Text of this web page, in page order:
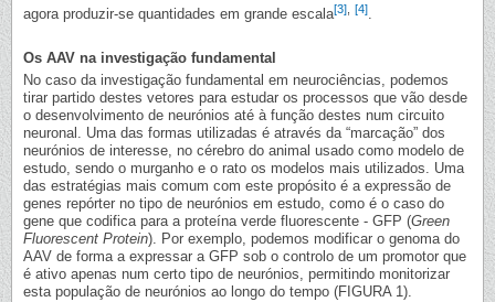
agora produzir-se quantidades em grande escala[3] [4].
Os AAV na investigação fundamental
No caso da investigação fundamental em neurociências, podemos
tirar partido destes vetores para estudar os processos que vão desde
o desenvolvimento de neurónios até à função destes num circuito
neuronal. Uma das formas utilizadas é através da “marcação” dos
neurónios de interesse, no cérebro do animal usado como modelo de
estudo, sendo o murganho e o rato os modelos mais utilizados. Uma
das estratégias mais comum com este propósito é a expressão de
genes repórter no tipo de neurónios em estudo, como é o caso do
gene que codifica para a proteína verde fluorescente - GFP (Green
Fluorescent Protein). Por exemplo, podemos modificar o genoma do
AAV de forma a expressar a GFP sob o controlo de um promotor que
é ativo apenas num certo tipo de neurónios, permitindo monitorizar
esta população de neurónios ao longo do tempo (FIGURA 1).